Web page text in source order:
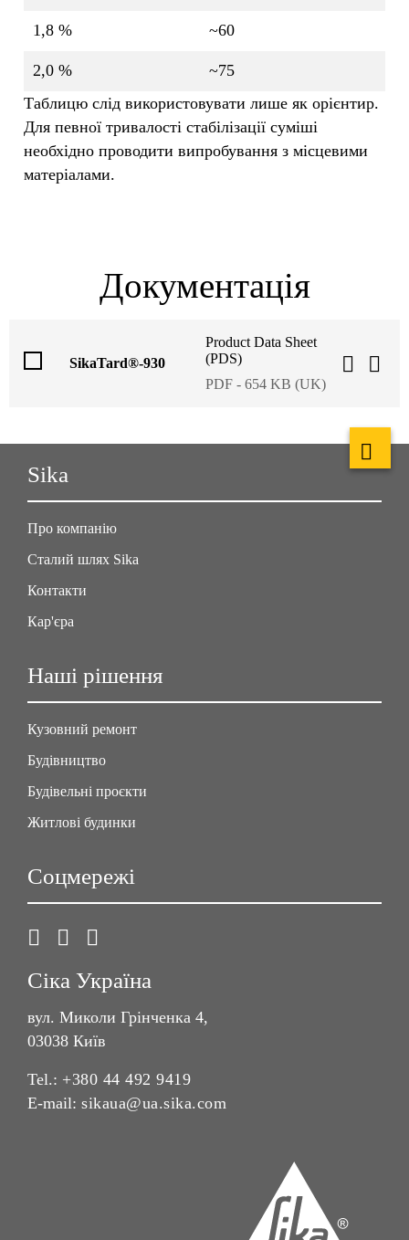
1,8 % ~60
2,0 %
~75
Таблицю слід використовувати лише як орієнтир.
Для певної тривалості стабілізації суміші
необхідно проводити випробування з місцевими
матеріалами.
Документація
SikaTard®-930
Product Data Sheet
(PDS)
PDF - 654 KB (UK)
Sika
Про компанію
Сталий шлях Sika
Контакти
Кар'єра
Наші рішення
Кузовний ремонт
Будівництво
Будівельні проєкти
Житлові будинки
Соцмережі
Сіка Україна
вул. Миколи Грінченка 4,
03038 Київ
Tel.: +380 44 492 9419
E-mail: sikaua@ua.sika.com